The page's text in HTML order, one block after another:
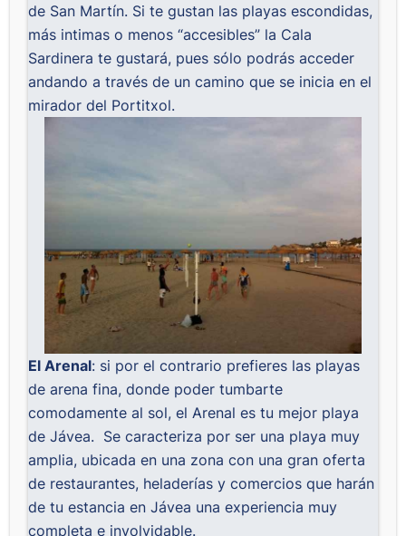
de San Martín. Si te gustan las playas escondidas,
más intimas o menos “accesibles” la Cala
Sardinera te gustará, pues sólo podrás acceder
andando a través de un camino que se inicia en el
mirador del Portitxol.
El Arenal: si por el contrario prefieres las playas
de arena fina, donde poder tumbarte
comodamente al sol, el Arenal es tu mejor playa
de Jávea. Se caracteriza por ser una playa muy
amplia, ubicada en una zona con una gran oferta
de restaurantes, heladerías y comercios que harán
de tu estancia en Jávea una experiencia muy
completa e involvidable.